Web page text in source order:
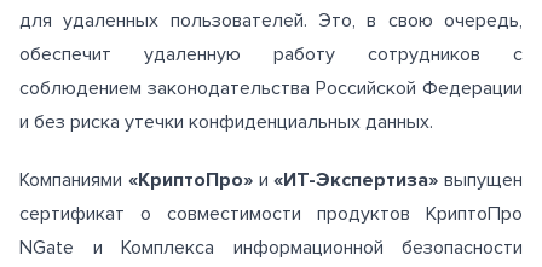
для удаленных пользователей. Это, в свою очередь,
обеспечит удаленную работу сотрудников с
соблюдением законодательства Российской Федерации
и без риска утечки конфиденциальных данных.
Компаниями «КриптоПро»и«ИТ-Экспертиза» выпущен
сертификат о совместимости продуктов КриптоПро
NGate и Комплекса информационной безопасности